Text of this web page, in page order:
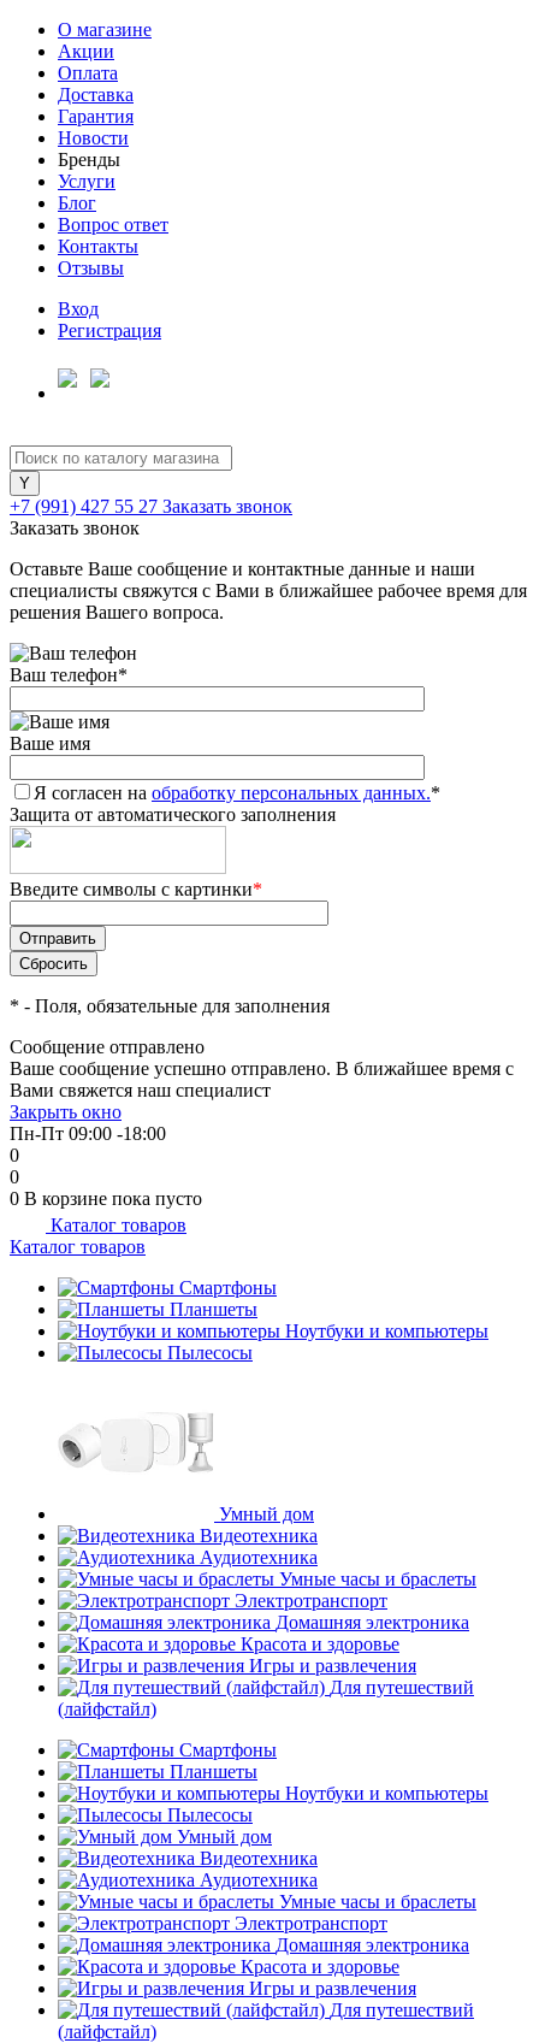
О магазине
Акции
Оплата
Доставка
Гарантия
Новости
Бренды
Услуги
Блог
Вопрос ответ
Контакты
Отзывы
Вход
Регистрация
+7 (991) 427 55 27 Заказать звонок
Заказать звонок
Оставьте Ваше сообщение и контактные данные и наши
специалисты свяжутся с Вами в ближайшее рабочее время для
решения Вашего вопроса.
Ваш телефон*
Ваше имя
Я согласен на обработку персональных данных.*
Защита от автоматического заполнения
Введите символы с картинки*
* - Поля, обязательные для заполнения
Сообщение отправлено
Ваше сообщение успешно отправлено. В ближайшее время с
Вами свяжется наш специалист
Закрыть окно
Пн-Пт 09:00 -18:00
0
0
0 В корзине пока пусто
Каталог товаров
Каталог товаров
Смартфоны
Планшеты
Ноутбуки и компьютеры
Пылесосы
Умный дом
Видеотехника
Аудиотехника
Умные часы и браслеты
Электротранспорт
Домашняя электроника
Красота и здоровье
Игры и развлечения
Для путешествий
(лайфстайл)
Смартфоны
Планшеты
Ноутбуки и компьютеры
Пылесосы
Умный дом
Видеотехника
Аудиотехника
Умные часы и браслеты
Электротранспорт
Домашняя электроника
Красота и здоровье
Игры и развлечения
Для путешествий
(лайфстайл)